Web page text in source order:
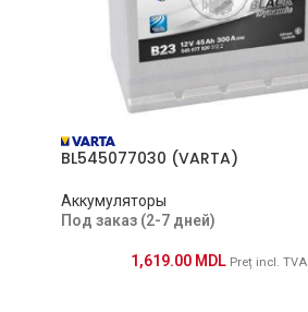
BL545077030 (VARTA)
Аккумуляторы
Под заказ (2-7 дней)
1,619.00 MDL Preț incl. TVA